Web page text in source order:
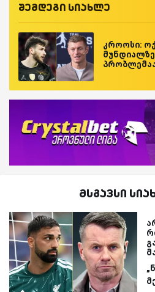
შემდეგი სიახლე
კროოსი:
მუნდიალზე
მსგავსი